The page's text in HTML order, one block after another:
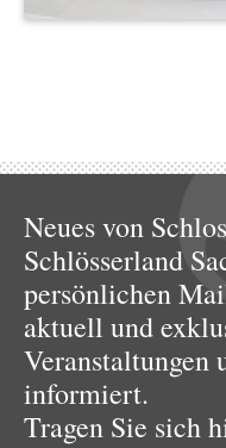
Neues von
Schlösserland
persönlichen
aktuell und
Veranstaltungen
informiert.
Tragen Sie sich